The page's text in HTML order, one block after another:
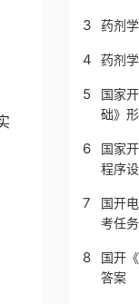
3 药剂
4 药剂
5
国家
础》
6
国家
程序
7
国开
考任
8
国开
答案